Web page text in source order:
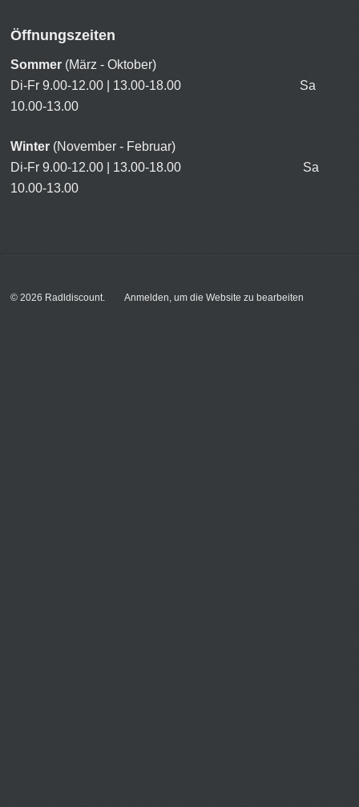
Öffnungszeiten
Sommer (März - Oktober)
Di-Fr 9.00-12.00 | 13.00-18.00 Sa
10.00-13.00
Winter (November - Februar)
Di-Fr 9.00-12.00 | 13.00-18.00 Sa
10.00-13.00
© 2026 Radldiscount. Anmelden, um die Website zu bearbeiten